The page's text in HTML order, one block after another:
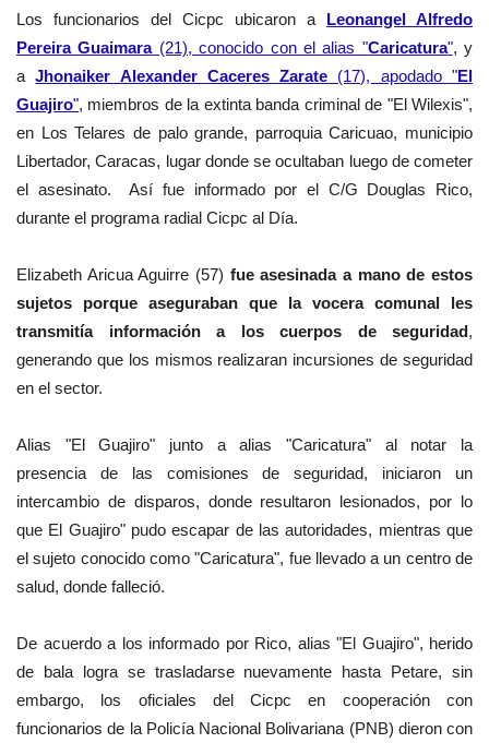
Los funcionarios del Cicpc ubicaron a
Leonangel Alfredo
Pereira Guaimara(21), conocido con el alias "Caricatura", y
aJhonaiker Alexander Caceres Zarate (17), apodado "El
Guajiro", miembros de la extinta banda criminal de "El Wilexis",
en Los Telares de palo grande, parroquia Caricuao, municipio
Libertador, Caracas, lugar donde se ocultaban luego de cometer
el asesinato.Así fue informado por el C/G Douglas Rico,
durante el programa radial Cicpc al Día.
Elizabeth Aricua Aguirre (57) fue asesinada a mano de estos
sujetos porque aseguraban que la vocera comunal les
transmitía información a los cuerpos de seguridad,
generando que los mismos realizaran incursiones de seguridad
en el sector.
Alias "El Guajiro" junto aalias "Caricatura" al notar la
presencia de las comisiones de seguridad, iniciaron un
intercambio de disparos, donde resultaron lesionados, por lo
que El Guajiro" pudo escapar de las autoridades, mientrasque
el sujeto conocido como "Caricatura", fue llevado a un centro de
salud, donde falleció.
De acuerdo a los informado por Rico, alias "El Guajiro", herido
de bala logra se trasladarse nuevamente hasta Petare, sin
embargo, los oficiales del Cicpc en cooperación con
funcionarios de la Policía Nacional Bolivariana (PNB) dieron con